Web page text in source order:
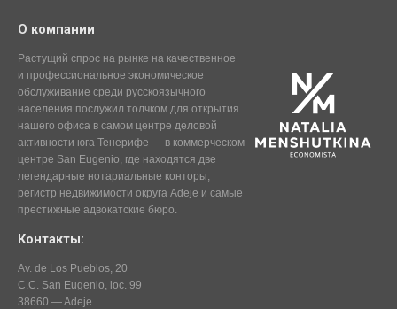
О компании
Растущий спрос на рынке на качественное
и профессиональное экономическое
обслуживание среди русскоязычного
населения послужил толчком для открытия
нашего офиса в самом центре деловой
активности юга Тенерифе — в коммерческом
центре San Eugenio, где находятся две
легендарные нотариальные конторы,
регистр недвижимости округа Adeje и самые
престижные адвокатские бюро.
Контакты:
Av. de Los Pueblos, 20
C.C. San Eugenio, loc. 99
38660 — Adeje